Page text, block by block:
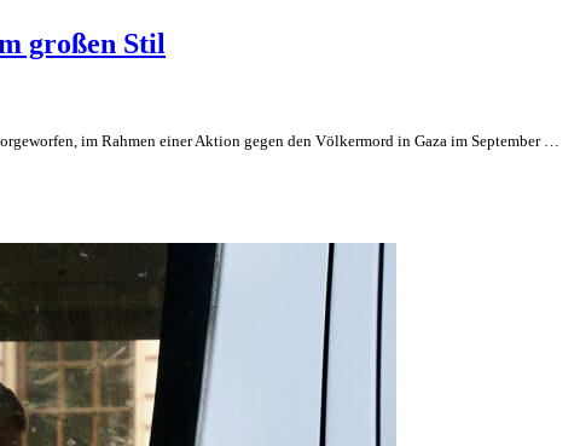
großen Stil
im Rahmen einer Aktion gegen den Völkermord in Gaza im September …